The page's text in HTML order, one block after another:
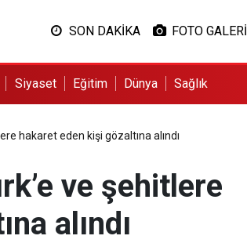
SON DAKİKA FOTO GALERİ
Siyaset Eğitim Dünya Sağlık
hakaret eden kişi gözaltına alındı
ve şehitlere
alındı